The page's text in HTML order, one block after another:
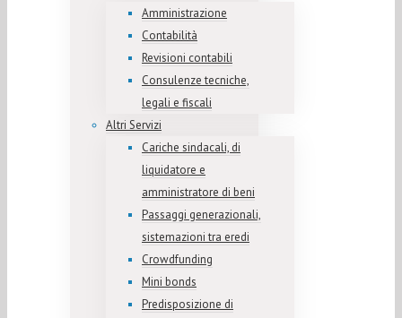
Amministrazione
Contabilità
Revisioni contabili
Consulenze tecniche,
legali e fiscali
Altri Servizi
Cariche sindacali, di
liquidatore e
amministratore di beni
Passaggi generazionali,
sistemazioni tra eredi
Crowdfunding
Mini bonds
Predisposizione di